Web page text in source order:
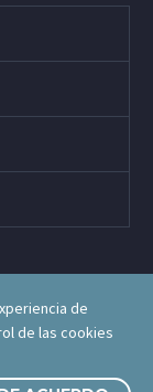
de
de las cookies